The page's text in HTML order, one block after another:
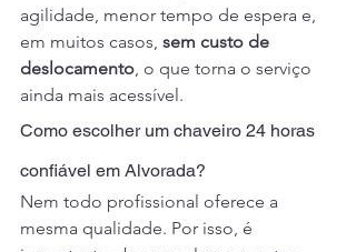
agilidade, menor tempo de espera e,
em muitos casos, sem custo de
deslocamento , o que torna o serviço
ainda mais acessível.
Como escolher um chaveiro 24 horas
confiável em Alvorada?
Nem todo profissional oferece a
mesma qualidade. Por isso, é